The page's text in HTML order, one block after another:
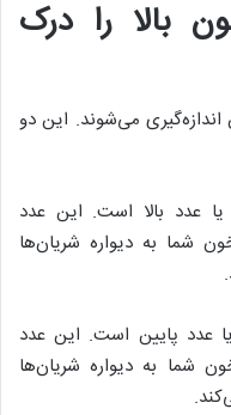
بالا را درک
می‌شوند. این دو
عدد بالا است. این عدد
شما به دیواره شریان‌ها
عدد پایین است. این عدد
شما به دیواره شریان‌ها